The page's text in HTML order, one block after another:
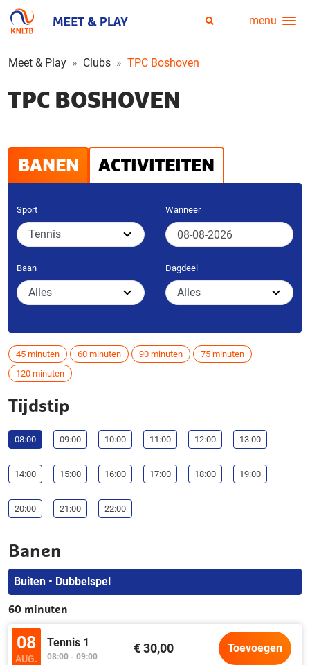
Service
menu
menu
Meet & Play Clubs TPC Boshoven
TPC BOSHOVEN
BANEN ACTIVITEITEN
Sport Wanneer
Baan Dagdeel
45 minuten 60 minuten 90 minuten
75 minuten
120 minuten
Tijdstip
08:00 09:00 10:00 11:00 12:00 13:00
14:00 15:00 16:00 17:00 18:00 19:00
20:00 21:00 22:00
Banen
Buiten • Dubbelspel
60 minuten
08
AUG.
Tennis 1
08:00 - 09:00
€ 30,00 Toevoegen